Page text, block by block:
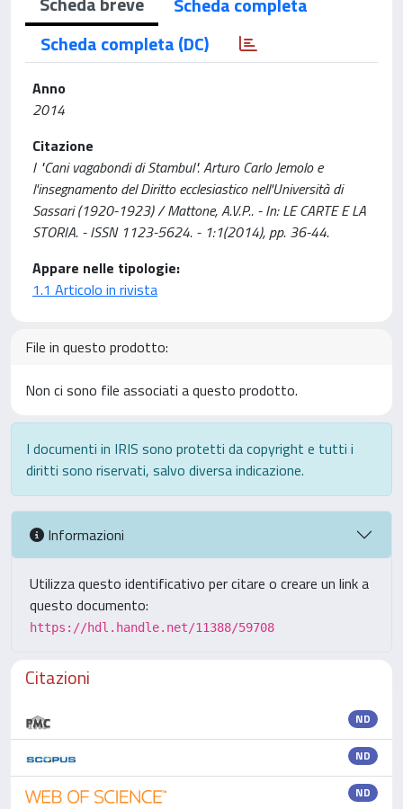
Scheda completa (DC)
Anno
2014
Citazione
I "Cani vagabondi di Stambul". Arturo Carlo Jemolo e
l'insegnamento del Diritto ecclesiastico nell'Università di
Sassari (1920-1923) / Mattone, A.V.P.. - In: LE CARTE E LA
STORIA. - ISSN 1123-5624. - 1:1(2014), pp. 36-44.
Appare nelle tipologie:
1.1 Articolo in rivista
File in questo prodotto:
Non ci sono file associati a questo prodotto.
I documenti in IRIS sono protetti da copyright e tutti i
diritti sono riservati, salvo diversa indicazione.
Informazioni
Utilizza questo identificativo per citare o creare un link a
questo documento:
https://hdl.handle.net/11388/59708
Citazioni
ND
ND
ND